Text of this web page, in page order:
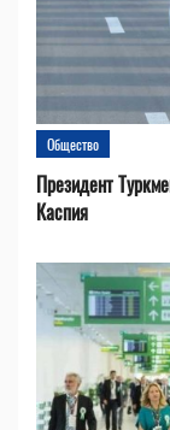
Общество
Президент
Каспия